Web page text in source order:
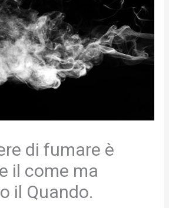
di fumare è
il come ma
il Quando.